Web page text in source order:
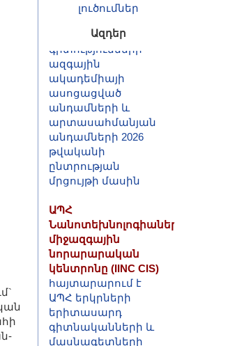
լուծումներ
Ազդեր
գիտությունների
ազգային
ասոցացված
անդամների և
արտասահմանյան
անդամների 2026
թվականի
ընտրության
մրցույթի մասին
ԱՊՀ
միջազգային
նորարարական
կենտրոնը (IINC CIS)
հայտարարում է
ԱՊՀ երկրների
երիտասարդ
գիտնականների և
մասնագետների
համար
դրամաշնորհների